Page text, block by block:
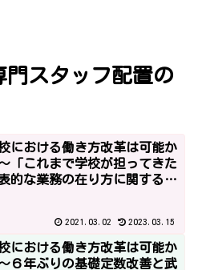
門スタッフ配置の
における働き方改革は可能か
「これまで学校が担ってきた
的な業務の在り方に関する考
2021.03.02 2023.03.15
における働き方改革は可能か
６年ぶりの基礎定数改善と武